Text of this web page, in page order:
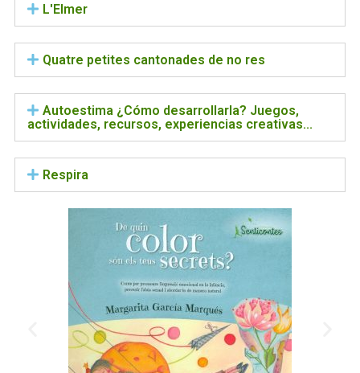
L'Elmer
Quatre petites cantonades de no res
Autoestima ¿Cómo desarrollarla? Juegos,
actividades, recursos, experiencias creativas...
Respira